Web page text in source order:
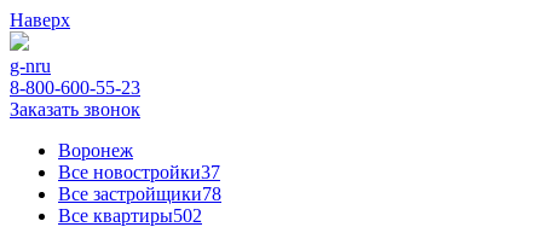
Наверх
g-nru
8-800-600-55-23
Заказать звонок
Воронеж
Все новостройки37
Все застройщики78
Все квартиры502